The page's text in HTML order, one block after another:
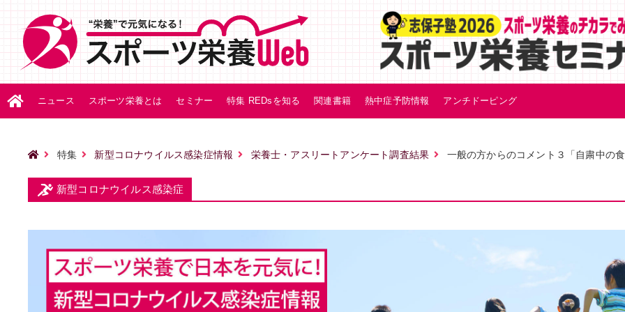
ニュース スポーツ栄養とは セミナー 特集 REDsを知る 関連書籍 熱中症予防情報 アンチドーピング
特集 新型コロナウイルス感染症情報 栄養士・アスリートアンケート調査結果 一般の方からのコメント３「自粛中の
新型コロナウイルス感染症